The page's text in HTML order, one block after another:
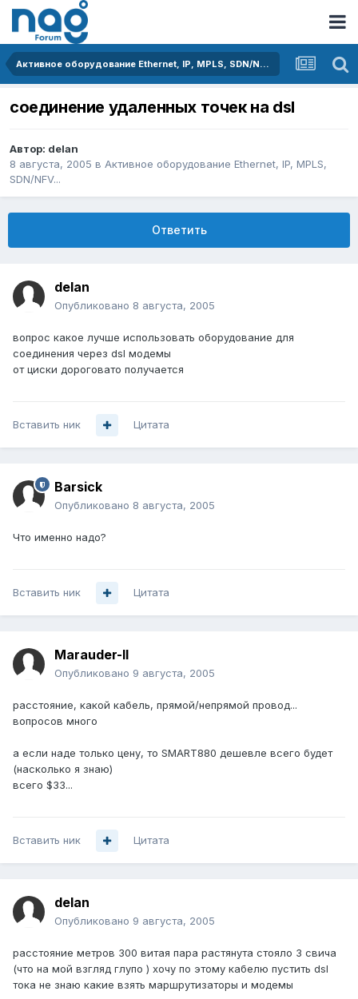
Активное оборудование Ethernet, IP, MPLS, SDN/NFV...
соединение удаленных точек на dsl
Автор: delan
8 августа, 2005 в Активное оборудование Ethernet, IP, MPLS,
SDN/NFV...
Ответить
delan
Опубликовано 8 августа, 2005
вопрос какое лучше использовать оборудование для
соединения через dsl модемы
от циски дороговато получается
Вставить ник Цитата
Barsick
Опубликовано 8 августа, 2005
Что именно надо?
Вставить ник Цитата
Marauder-II
Опубликовано 9 августа, 2005
расстояние, какой кабель, прямой/непрямой провод...
вопросов много
а если наде только цену, то SMART880 дешевле всего будет
(насколько я знаю)
всего $33...
Вставить ник Цитата
delan
Опубликовано 9 августа, 2005
расстояние метров 300 витая пара растянута стояло 3 свича
(что на мой взгляд глупо ) хочу по этому кабелю пустить dsl
тока не знаю какие взять маршрутизаторы и модемы